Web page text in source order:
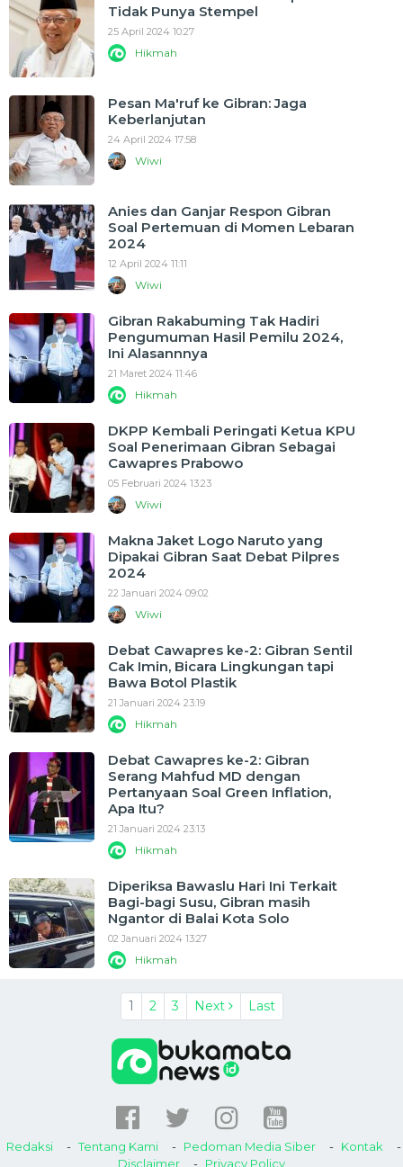
Tidak Punya Stempel
25 April 2024 10:27
Hikmah
Pesan Ma'ruf ke Gibran: Jaga
Keberlanjutan
24 April 2024 17:58
Wiwi
Anies dan Ganjar Respon Gibran
Soal Pertemuan di Momen Lebaran
2024
12 April 2024 11:11
Wiwi
Gibran Rakabuming Tak Hadiri
Pengumuman Hasil Pemilu 2024,
Ini Alasannnya
21 Maret 2024 11:46
Hikmah
DKPP Kembali Peringati Ketua KPU
Soal Penerimaan Gibran Sebagai
Cawapres Prabowo
05 Februari 2024 13:23
Wiwi
Makna Jaket Logo Naruto yang
Dipakai Gibran Saat Debat Pilpres
2024
22 Januari 2024 09:02
Wiwi
Debat Cawapres ke-2: Gibran Sentil
Cak Imin, Bicara Lingkungan tapi
Bawa Botol Plastik
21 Januari 2024 23:19
Hikmah
Debat Cawapres ke-2: Gibran
Serang Mahfud MD dengan
Pertanyaan Soal Green Inflation,
Apa Itu?
21 Januari 2024 23:13
Hikmah
Diperiksa Bawaslu Hari Ini Terkait
Bagi-bagi Susu, Gibran masih
Ngantor di Balai Kota Solo
02 Januari 2024 13:27
Hikmah
1 2 3 Next Last
Redaksi Tentang Kami Pedoman Media Siber
Kontak
Disclaimer
Privacy Policy